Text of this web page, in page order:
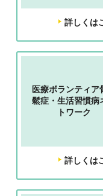
詳しくは
医療ボランティア
鬆症・生活習慣病
トワーク
詳しくは